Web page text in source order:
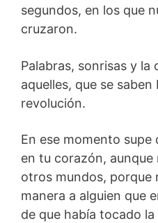
segundos, en los que
cruzaron.
Palabras, sonrisas y la
aquelles, que se
revolución.
En ese momento supe
en tu corazón,
otros mundos, porque
manera a alguien que
de que había tocado